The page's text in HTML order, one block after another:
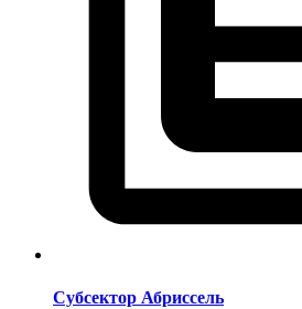
Субсектор Абриссель